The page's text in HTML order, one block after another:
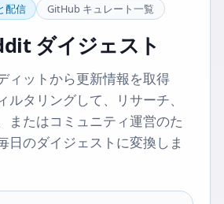
配信 GitHub キュレート一覧
ダイジェスト
ィットから更新情報を取得
ルタリングして、リサーチ、
またはコミュニティ運営のた
日のダイジェストに変換しま